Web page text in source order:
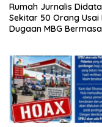
Rumah Jurnalis
Sekitar 50 Orang Usai
Dugaan MBG